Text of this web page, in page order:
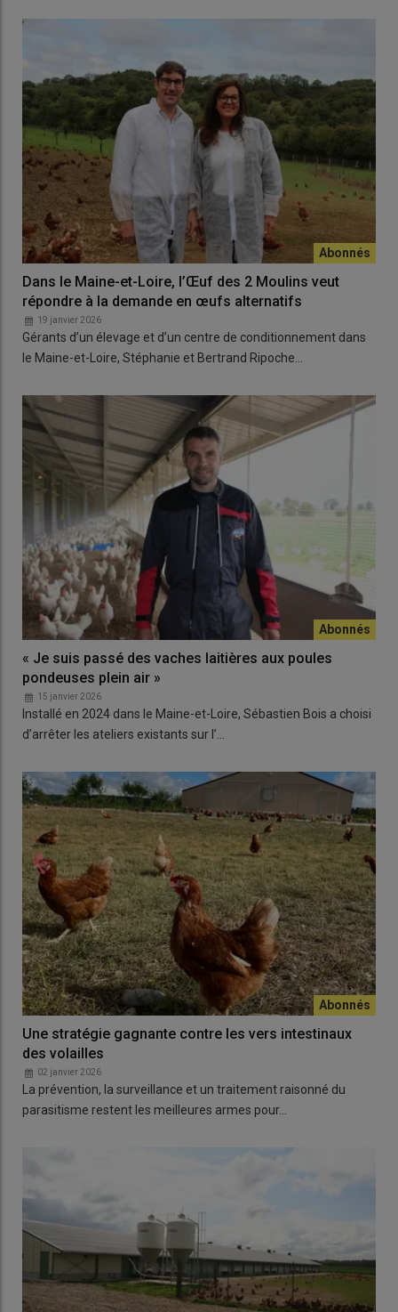
Dans le Maine-et-Loire, l’Œuf des 2 Moulins veut
répondre à la demande en œufs alternatifs
19 janvier 2026
Gérants d’un élevage et d’un centre de conditionnement dans
le Maine-et-Loire, Stéphanie et Bertrand Ripoche…
« Je suis passé des vaches laitières aux poules
pondeuses plein air »
15 janvier 2026
Installé en 2024 dans le Maine-et-Loire, Sébastien Bois a choisi
d’arrêter les ateliers existants sur l’…
Une stratégie gagnante contre les vers intestinaux
des volailles
02 janvier 2026
La prévention, la surveillance et un traitement raisonné du
parasitisme restent les meilleures armes pour…